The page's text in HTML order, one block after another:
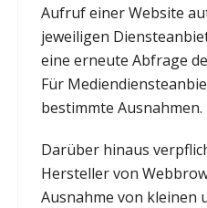
Aufruf einer Website
jeweiligen
eine erneute Abfrage
Für
bestimmte Ausnahmen.
Darüber hinaus
Hersteller von
Ausnahme von kleinen